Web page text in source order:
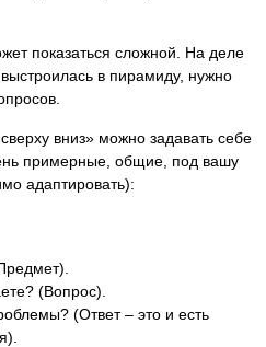
показаться сложной. На деле
в пирамиду, нужно
вниз» можно задавать себе
примерные, общие, под вашу
адаптировать):
(Вопрос).
(Ответ – это и есть